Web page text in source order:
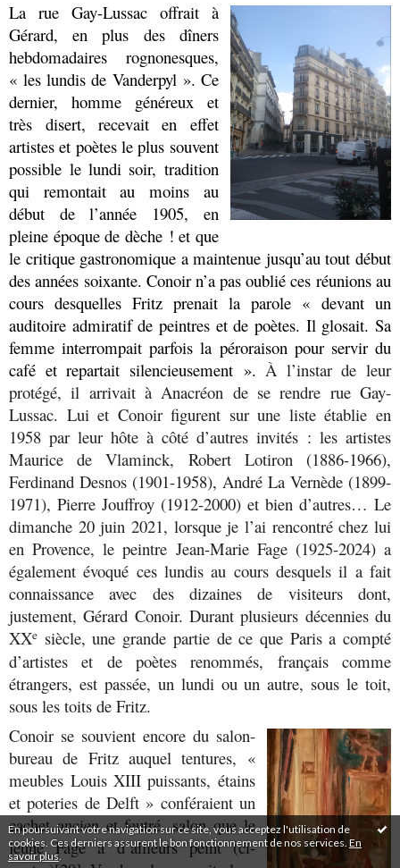
En poursuivant votre navigation sur ce site, vous acceptez l'utilisation de
cookies. Ces derniers assurent le bon fonctionnement de nos services. En
savoir plus.
La rue Gay-Lussac offrait à
Gérard, en plus des dîners
hebdomadaires rognonesques,
« les lundis de Vanderpyl ». Ce
dernier, homme généreux et
très disert, recevait en effet
artistes et poètes le plus souvent
possible le lundi soir, tradition
qui remontait au moins au
début de l’année 1905, en
pleine époque de dèche ! et que
le critique gastronomique a maintenue jusqu’au tout début
des années soixante. Conoir n’a pas oublié ces réunions au
cours desquelles Fritz prenait la parole « devant un
auditoire admiratif de peintres et de poètes. Il glosait. Sa
femme interrompait parfois la péroraison pour servir du
café et repartait silencieusement ».À l’instar de leur
protégé, il arrivait à Anacréon de se rendre rue Gay-
Lussac. Lui et Conoir figurent sur une liste établie en
1958 par leur hôte à côté d’autres invités : les artistes
Maurice de Vlaminck, Robert Lotiron (1886-1966),
Ferdinand Desnos (1901-1958), André La Vernède (1899-
1971), Pierre Jouffroy (1912-2000) et bien d’autres… Le
dimanche 20 juin 2021, lorsque je l’ai rencontré chez lui
en Provence, le peintre Jean-Marie Fage (1925-2024) a
également évoqué ces lundis au cours desquels il a fait
connaissance avec des dizaines de visiteurs dont,
justement, Gérard Conoir. Durant plusieurs décennies du
XXe siècle, une grande partie de ce que Paris a compté
d’artistes et de poètes renommés, français comme
étrangers, est passée, un lundi ou un autre, sous le toit,
sous les toits de Fritz.
Conoir se souvient encore du salon-
bureau de Fritz auquel tentures, «
meubles Louis XIII puissants, étains
et poteries de Delft » conféraient un
cachet ancien et feutré, salon que le
jeune Fage a d’ailleurs peint (ci-